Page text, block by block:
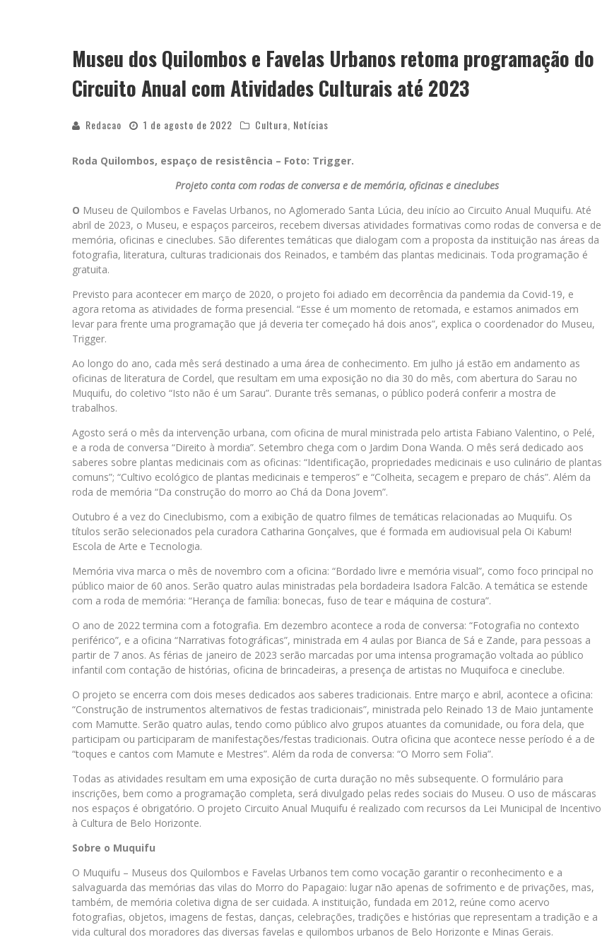
Museu dos Quilombos e Favelas Urbanos retoma programação do
Circuito Anual com Atividades Culturais até 2023
Redacao 1 de agosto de 2022 Cultura Notícias
Roda Quilombos, espaço de resistência – Foto: Trigger.
Projeto conta com rodas de conversa e de memória, oficinas e cineclubes
O Museu de Quilombos e Favelas Urbanos, no Aglomerado Santa Lúcia, deu início ao Circuito Anual Muquifu. Até
abril de 2023, o Museu, e espaços parceiros, recebem diversas atividades formativas como rodas de conversa e de
memória, oficinas e cineclubes. São diferentes temáticas que dialogam com a proposta da instituição nas áreas da
fotografia, literatura, culturas tradicionais dos Reinados, e também das plantas medicinais. Toda programação é
gratuita.
Previsto para acontecer em março de 2020, o projeto foi adiado em decorrência da pandemia da Covid-19, e
agora retoma as atividades de forma presencial. “Esse é um momento de retomada, e estamos animados em
levar para frente uma programação que já deveria ter começado há dois anos”, explica o coordenador do Museu,
Trigger.
Ao longo do ano, cada mês será destinado a uma área de conhecimento. Em julho já estão em andamento as
oficinas de literatura de Cordel, que resultam em uma exposição no dia 30 do mês, com abertura do Sarau no
Muquifu, do coletivo “Isto não é um Sarau”. Durante três semanas, o público poderá conferir a mostra de
trabalhos.
Agosto será o mês da intervenção urbana, com oficina de mural ministrada pelo artista Fabiano Valentino, o Pelé,
e a roda de conversa “Direito à mordia”. Setembro chega com o Jardim Dona Wanda. O mês será dedicado aos
saberes sobre plantas medicinais com as oficinas: “Identificação, propriedades medicinais e uso culinário de plantas
comuns”; “Cultivo ecológico de plantas medicinais e temperos” e “Colheita, secagem e preparo de chás”. Além da
roda de memória “Da construção do morro ao Chá da Dona Jovem”.
Outubro é a vez do Cineclubismo, com a exibição de quatro filmes de temáticas relacionadas ao Muquifu. Os
títulos serão selecionados pela curadora Catharina Gonçalves, que é formada em audiovisual pela Oi Kabum!
Escola de Arte e Tecnologia.
Memória viva marca o mês de novembro com a oficina: “Bordado livre e memória visual”, como foco principal no
público maior de 60 anos. Serão quatro aulas ministradas pela bordadeira Isadora Falcão. A temática se estende
com a roda de memória: “Herança de família: bonecas, fuso de tear e máquina de costura”.
O ano de 2022 termina com a fotografia. Em dezembro acontece a roda de conversa: “Fotografia no contexto
periférico”, e a oficina “Narrativas fotográficas”, ministrada em 4 aulas por Bianca de Sá e Zande, para pessoas a
partir de 7 anos. As férias de janeiro de 2023 serão marcadas por uma intensa programação voltada ao público
infantil com contação de histórias, oficina de brincadeiras, a presença de artistas no Muquifoca e cineclube.
O projeto se encerra com dois meses dedicados aos saberes tradicionais. Entre março e abril, acontece a oficina:
“Construção de instrumentos alternativos de festas tradicionais”, ministrada pelo Reinado 13 de Maio juntamente
com Mamutte. Serão quatro aulas, tendo como público alvo grupos atuantes da comunidade, ou fora dela, que
participam ou participaram de manifestações/festas tradicionais. Outra oficina que acontece nesse período é a de
“toques e cantos com Mamute e Mestres”. Além da roda de conversa: “O Morro sem Folia”.
Todas as atividades resultam em uma exposição de curta duração no mês subsequente. O formulário para
inscrições, bem como a programação completa, será divulgado pelas redes sociais do Museu. O uso de máscaras
nos espaços é obrigatório. O projeto Circuito Anual Muquifu é realizado com recursos da Lei Municipal de Incentivo
à Cultura de Belo Horizonte.
Sobre o Muquifu
O Muquifu – Museus dos Quilombos e Favelas Urbanos tem como vocação garantir o reconhecimento e a
salvaguarda das memórias das vilas do Morro do Papagaio: lugar não apenas de sofrimento e de privações, mas,
também, de memória coletiva digna de ser cuidada. A instituição, fundada em 2012, reúne como acervo
fotografias, objetos, imagens de festas, danças, celebrações, tradições e histórias que representam a tradição e a
vida cultural dos moradores das diversas favelas e quilombos urbanos de Belo Horizonte e Minas Gerais.